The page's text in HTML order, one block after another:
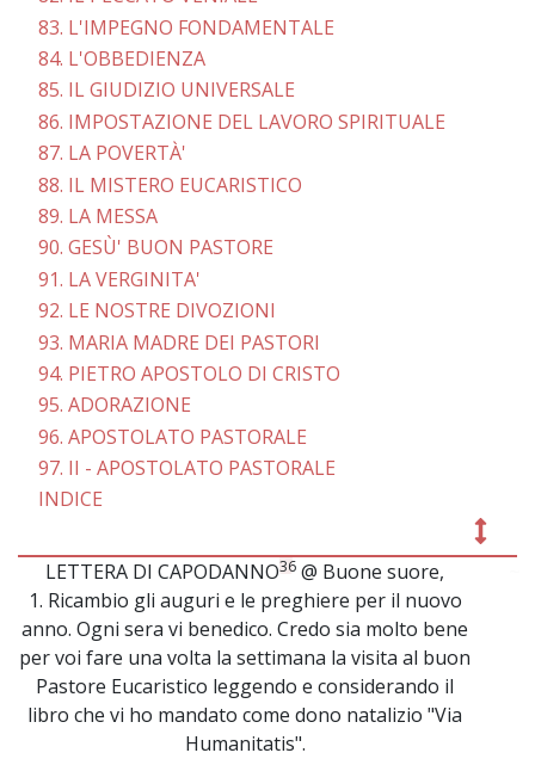
83. L'IMPEGNO FONDAMENTALE
84. L'OBBEDIENZA
85. IL GIUDIZIO UNIVERSALE
86. IMPOSTAZIONE DEL LAVORO SPIRITUALE
87. LA POVERTÀ'
88. IL MISTERO EUCARISTICO
89. LA MESSA
90. GESÙ' BUON PASTORE
91. LA VERGINITA'
92. LE NOSTRE DIVOZIONI
93. MARIA MADRE DEI PASTORI
94. PIETRO APOSTOLO DI CRISTO
95. ADORAZIONE
96. APOSTOLATO PASTORALE
97. II - APOSTOLATO PASTORALE
INDICE
LETTERA DI CAPODANNO36 @ Buone suore,
1. Ricambio gli auguri e le preghiere per il nuovo
anno. Ogni sera vi benedico. Credo sia molto bene
per voi fare una volta la settimana la visita al buon
Pastore Eucaristico leggendo e considerando il
libro che vi ho mandato come dono natalizio "Via
Humanitatis".